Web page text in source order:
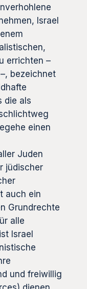
Israel
errichten –
bezeichnet
die als
einen
Juden
jüdischer
auch ein
Grundrechte
alle
Israel
und freiwillig